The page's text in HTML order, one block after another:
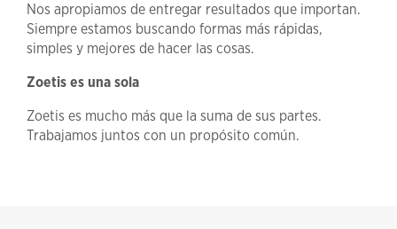
Nos apropiamos de entregar resultados que importan.
Siempre estamos buscando formas más rápidas,
simples y mejores de hacer las cosas.
Zoetis es una sola
Zoetis es mucho más que la suma de sus partes.
Trabajamos juntos con un propósito común.